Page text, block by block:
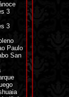
3
3
Paulo
San